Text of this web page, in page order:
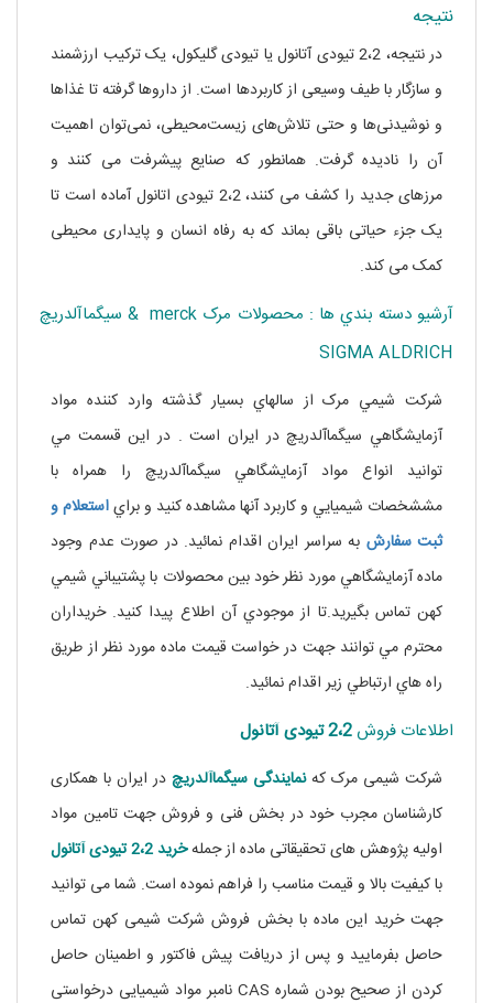
نتیجه
در نتیجه، 2،2 تیودی آتانول یا تیودی گلیکول، یک ترکیب ارزشمند
و سازگار با طیف وسیعی از کاربردها است. از داروها گرفته تا غذاها
و نوشیدنی‌ها و حتی تلاش‌های زیست‌محیطی، نمی‌توان اهمیت
آن را نادیده گرفت. همانطور که صنایع پیشرفت می کنند و
مرزهای جدید را کشف می کنند، 2،2 تیودی اتانول آماده است تا
یک جزء حیاتی باقی بماند که به رفاه انسان و پایداری محیطی
کمک می کند.
آرشيو دسته بندي ها : محصولات مرک merck & سيگماآلدريچ
SIGMA ALDRICH
شرکت شيمي مرک از سالهاي بسيار گذشته وارد کننده مواد
آزمايشگاهي سيگماآلدريچ در ايران است . در اين قسمت مي
توانيد انواع مواد آزمايشگاهي سيگماآلدريچ را همراه با
مششخصات شيميايي و کاربرد آنها مشاهده کنيد و براياستعلام و
ثبت سفارش به سراسر ايران اقدام نمائيد. در صورت عدم وجود
ماده آزمايشگاهي مورد نظر خود بين محصولات با پشتيباني شيمي
کهن تماس بگيريد.تا از موجودي آن اطلاع پيدا کنيد. خريداران
محترم مي توانند جهت در خواست قيمت ماده مورد نظر از طريق
راه هاي ارتباطي زير اقدام نمائيد.
اطلاعات فروش 2،2تیودیآتانول
شرکت شیمی مرک کهنمایندگی سیگماآلدریچ در ایران با همکاری
کارشناسان مجرب خود در بخش فنی و فروش جهت تامین مواد
اولیه پژوهش های تحقیقاتی ماده از جملهخرید 2،2 تیودی آتانول
با کیفیت بالا و قیمت مناسب را فراهم نموده است. شما می توانید
جهت خرید این ماده با بخش فروش شرکت شیمی کهن تماس
حاصل بفرمایید و پس از دریافت پیش فاکتور و اطمینان حاصل
کردن از صحیح بودن شماره CAS نامبر مواد شیمیایی درخواستی